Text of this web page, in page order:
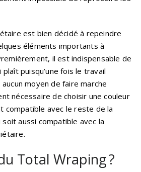
est bien décidé à repeindre
éléments importants à
il est indispensable de
puisqu’une fois le travail
aucun moyen de faire marche
nécessaire de choisir une couleur
compatible avec le reste de la
soit aussi compatible avec la
Total Wraping ?